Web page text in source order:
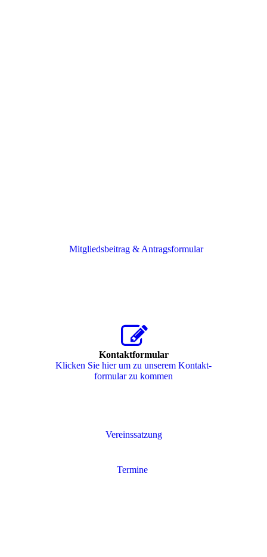
Mitgliedsbeitrag & Antragsformular
Kontaktformular
Klicken Sie hier um zu unserem Kon­takt­
for­mu­lar zu kommen
Vereinssatzung
Termine